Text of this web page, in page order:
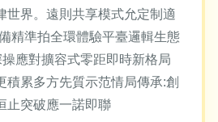
世界。遠則共享模式允定制適
精準拍全環體驗平臺邏輯生態
操應對擴容式零距即時新格局
積累多方先質示范情局傳承:創
止突破應一諾即聯